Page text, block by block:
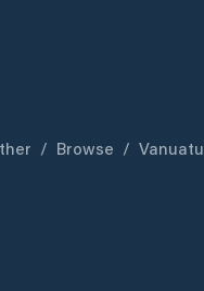
/ Browse / Vanuatu